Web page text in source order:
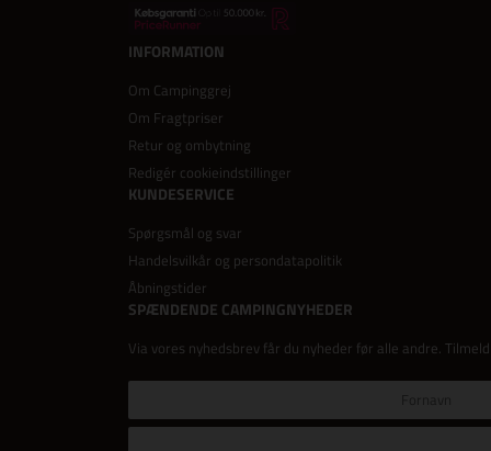
INFORMATION
Om Campinggrej
Om Fragtpriser
Retur og ombytning
Redigér cookieindstillinger
KUNDESERVICE
Spørgsmål og svar
Handelsvilkår og persondatapolitik
Åbningstider
SPÆNDENDE CAMPINGNYHEDER
Via vores nyhedsbrev får du nyheder før alle andre.